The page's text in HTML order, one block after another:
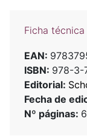
Ficha técnica
EAN:
ISBN: 978-3-
Editorial:
Fecha de
Nº páginas: